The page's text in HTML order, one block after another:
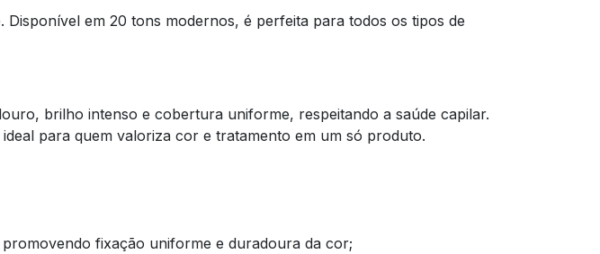
em 20 tons modernos, é perfeita para todos os tipos de
brilho intenso e cobertura uniforme, respeitando a saúde capilar.
para quem valoriza cor e tratamento em um só produto.
fixação uniforme e duradoura da cor;